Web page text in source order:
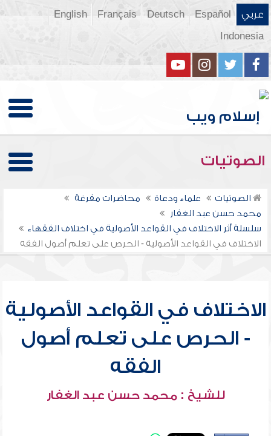
عربي Español
Deutsch
Français
English
Indonesia
الصوتيات
الصوتيات علماء ودعاة
محاضرات مفرغة
محمد حسن عبد الغفار
سلسلة أثر الاختلاف في القواعد الأصولية في اختلاف الفقهاء
الاختلاف في القواعد الأصولية - الحرص على تعلم أصول الفقه
الاختلاف في القواعد الأصولية
- الحرص على تعلم أصول
الفقه
للشيخ : محمد حسن عبد الغفار